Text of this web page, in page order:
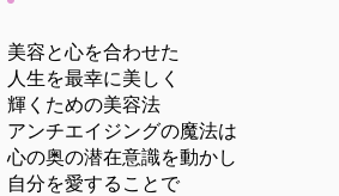
美容と心を合わせた
人生を最幸に美しく
輝くための美容法
アンチエイジングの魔法は
心の奥の潜在意識を動かし
自分を愛することで